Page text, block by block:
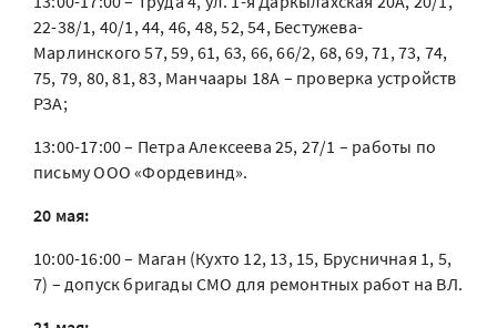
22-38/1, 40/1, 44, 46, 48, 52, 54, Бестужева-
Марлинского 57, 59, 61, 63, 66, 66/2, 68, 69, 71, 73, 74,
75, 79, 80, 81, 83, Манчаары 18А – проверка устройств
РЗА;
13:00-17:00 – Петра Алексеева 25, 27/1 – работы по
письму ООО «Фордевинд».
20 мая:
10:00-16:00 – Маган (Кухто 12, 13, 15, Брусничная 1, 5,
7) – допуск бригады СМО для ремонтных работ на ВЛ.